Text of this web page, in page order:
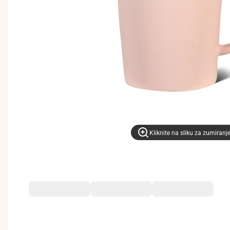
Kliknite na sliku za zumiranje